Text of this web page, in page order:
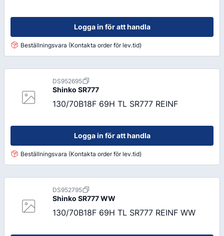
Logga in för att handla
Beställningsvara (Kontakta order för lev.tid)
DS952695
Shinko SR777
130/70B18F 69H TL SR777 REINF
Logga in för att handla
Beställningsvara (Kontakta order för lev.tid)
DS952795
Shinko SR777 WW
130/70B18F 69H TL SR777 REINF WW